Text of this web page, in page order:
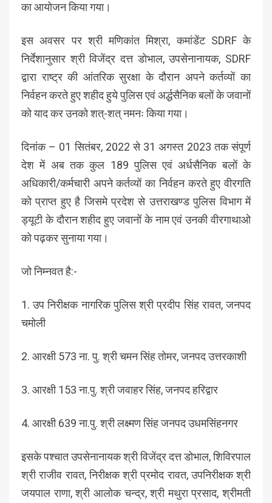
का आयोजन किया गया।
इस अवसर पर श्री मणिकांत मिश्रा, कमांडेंट SDRF के
निर्देशानुसार श्री विजेंद्र दत्त डोभाल, उपसेनानायक, SDRF
द्वारा राष्ट्र की आंतरिक सुरक्षा के दौरान अपने कर्तव्यों का
निर्वहन करते हुए शहीद हुये पुलिस एवं अर्द्धसैनिक बलों के जवानों
को याद कर उनको शत्-शत् नमनः किया गया।
दिनांक – 01 सितंबर, 2022 से 31 अगस्त 2023 तक संपूर्ण
देश में अब तक कुल 189 पुलिस एवं अर्धसैनिक बलों के
अधिकारी/कर्मचारी अपने कर्तव्यों का निर्वहन करते हुए वीरगति
को प्राप्त हुए है जिसमे प्रदेश से उत्तराखण्ड पुलिस विभाग में
ड्यूटी के दौरान शहीद हुए जवानों के नाम एवं उनकी वीरगाथाओ
को पढ़कर सुनाया गया।
जो निम्नवत है:-
1. उप निरीक्षक नागरिक पुलिस श्री प्रदीप सिंह रावत, जनपद
चमोली
2. आरक्षी 573 ना. पु. श्री चमन सिंह तोमर, जनपद उत्तरकाशी
3. आरक्षी 153 ना.पु. श्री जवाहर सिंह, जनपद हरिद्वार
4. आरक्षी 639 ना.पु. श्री लक्ष्मण सिंह जनपद उधमसिंहनगर
इसके पश्चात उपसेनानायक श्री विजेंद्र दत्त डोभाल, शिविरपाल
श्री राजीव रावत, निरीक्षक श्री प्रमोद रावत, उपनिरीक्षक श्री
जयपाल राणा, श्री आलोक चन्द्र, श्री मथुरा प्रसाद, श्रीमती